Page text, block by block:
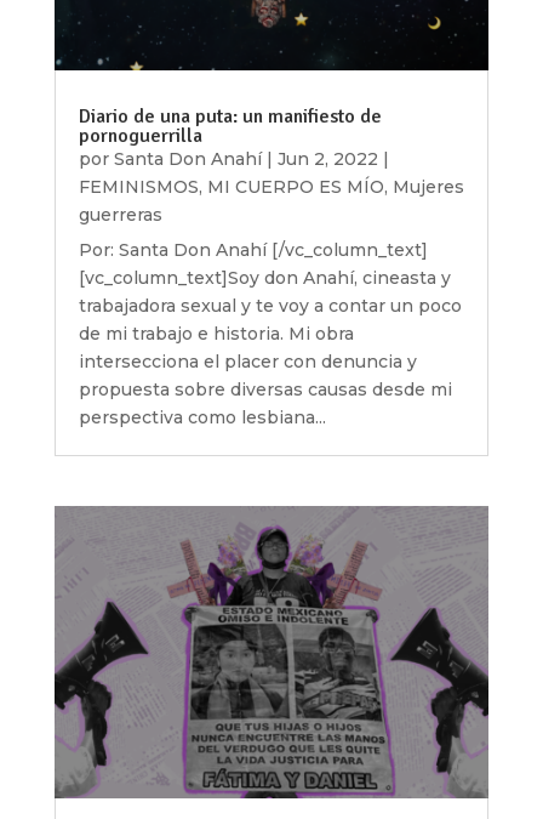
Diario de una puta: un manifiesto de
pornoguerrilla
por Santa Don Anahí| Jun 2, 2022 |
FEMINISMOS, MI CUERPO ES MÍO, Mujeres
guerreras
Por: Santa Don Anahí [/vc_column_text]
[vc_column_text]Soy don Anahí, cineasta y
trabajadora sexual y te voy a contar un poco
de mi trabajo e historia. Mi obra
intersecciona el placer con denuncia y
propuesta sobre diversas causas desde mi
perspectiva como lesbiana...